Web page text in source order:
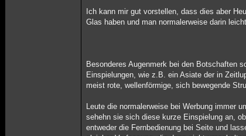
Ich kann mir gut vorstellen, dass dies aber
Glas haben und man normalerweise darin
Besonderes Augenmerk bei den Botschaften
Einspielungen, wie z.B. ein Asiate der in
meist rote, wellenförmige, sich bewegende
Leute die normalerweise bei Werbung immer
sehehn sie sich diese kurze Einspielung an,
entweder die Fernbedienung bei Seite und